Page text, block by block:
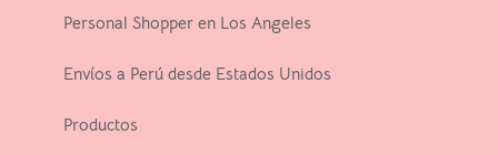
Personal Shopper en Los Angeles
Envíos a Perú desde Estados Unidos
Productos